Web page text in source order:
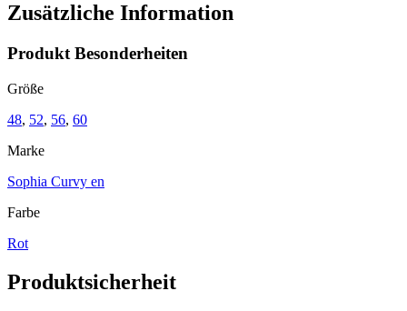
Zusätzliche Information
Produkt Besonderheiten
Größe
48, 52, 56, 60
Marke
Sophia Curvy en
Farbe
Rot
Produktsicherheit